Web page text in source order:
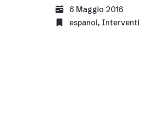
6 Maggio 2016
espanol, Interventi